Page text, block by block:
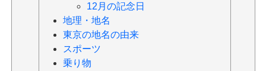
12月の記念日
地理・地名
東京の地名の由来
スポーツ
乗り物